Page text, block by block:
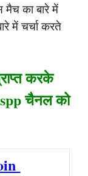
मैच का बारे में
में चर्चा करते
करके
चैनल को